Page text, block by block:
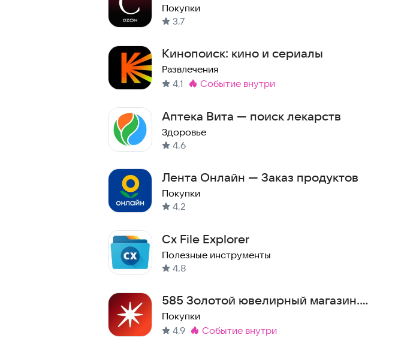
Покупки
3,7
Кинопоиск: кино и сериалы
Развлечения
4,1
Метка:
событие внутри
Аптека Вита — поиск лекарств
Здоровье
4,6
Лента Онлайн — Заказ продуктов
Покупки
4,2
Cx File Explorer
Полезные инструменты
4,8
585 Золотой ювелирный магазин.
Золото и серебро
Покупки
4,9
Метка:
событие внутри